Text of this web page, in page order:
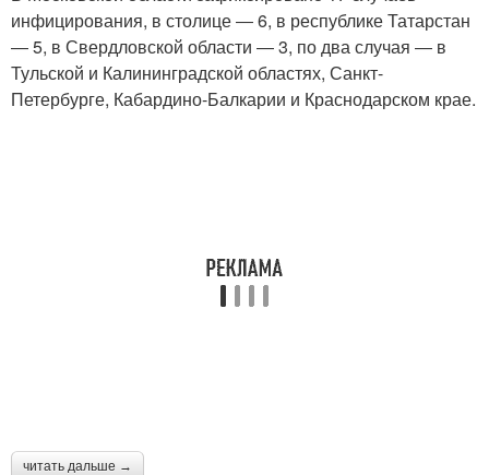
инфицирования, в столице ― 6, в республике Татарстан
― 5, в Свердловской области ― 3, по два случая ― в
Тульской и Калининградской областях, Санкт-
Петербурге, Кабардино-Балкарии и Краснодарском крае.
читать дальше →